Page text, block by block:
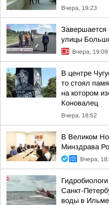
Вчера, 19:23
Завершается
улицы
Вчера, 19:09
В центре
то стоял
на котором
Коновалец
Вчера, 18:52
В Великом
Минздрава
Вчера,
Санкт-
воды в